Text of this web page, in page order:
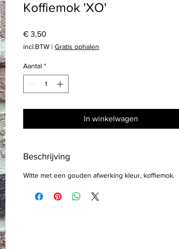
Koffiemok 'XO'
€ 3,50
incl.BTW | Gratis ophalen
Aantal *
In winkelwagen
Beschrijving
Witte met een gouden afwerking kleur, koffiemok.